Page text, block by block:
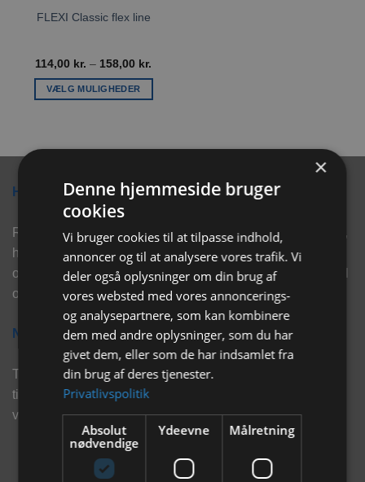
FLEXI Classic flex line
114,00 kr. – 158,00 kr.
VÆLG MULIGHEDER
Mulighederne
kan
på
varesiden
Hvorfor vælge Rabbitpet?
Rabbitpet sælger ikke kun kvalitetsprodukter såsom, foder,
hø, aktivering, strøelse mm. til vores kunder. Vi hjælper
også med rådgivning, så tøv ikke med at skrive eller ring til
os for hjælp..
Nyhedsbrev
Tilmeld dig vores nyhedsbrev og eksklusive tilbud og få
tilbud på mail før andre gør. Vi vil holde dig opdateret med
vores seneste information, produkter og tilbud.
×
Denne hjemmeside bruger
cookies
Vi bruger cookies til at tilpasse indhold,
annoncer og til at analysere vores trafik. Vi
deler også oplysninger om din brug af
vores websted med vores annoncerings-
og analysepartnere, som kan kombinere
dem med andre oplysninger, som du har
givet dem, eller som de har indsamlet fra
din brug af deres tjenester.
Privatlivspolitik
Absolut
nødvendige
Ydeevne Målretning